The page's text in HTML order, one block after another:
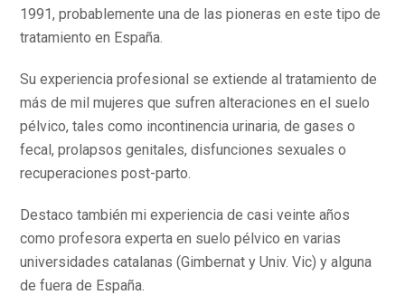
1991, probablemente una de las pioneras en este tipo de
tratamiento en España.
Su experiencia profesional se extiende al tratamiento de
más de mil mujeres que sufren alteraciones en el suelo
pélvico, tales como incontinencia urinaria, de gases o
fecal, prolapsos genitales, disfunciones sexuales o
recuperaciones post-parto.
Destaco también mi experiencia de casi veinte años
como profesora experta en suelo pélvico en varias
universidades catalanas (Gimbernat y Univ. Vic) y alguna
de fuera de España.